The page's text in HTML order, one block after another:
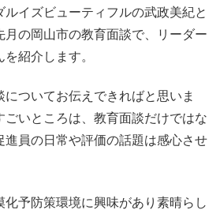
ルイズビューティフルの武政美紀と
月の岡山市の教育面談で、リーダー
紹介します。
ついてお伝えできればと思いま
ごいところは、教育面談だけではな
進員の日常や評価の話題は感心させ
予防策環境に興味があり素晴らし